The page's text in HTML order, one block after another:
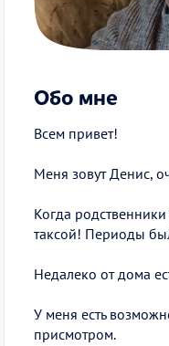
Обо мне
Всем привет!
Меня зовут Денис,
Когда
таксой! Периоды
Недалеко от дома
У меня есть
присмотром.